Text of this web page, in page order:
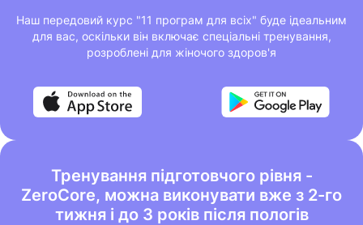
Наш передовий курс "11 програм для всіх" буде ідеальним
для вас, оскільки він включає спеціальні тренування,
розроблені для жіночого здоров'я
Тренування підготовчого рівня -
ZeroCore, можна виконувати вже з 2-го
тижня і до 3 років після пологів